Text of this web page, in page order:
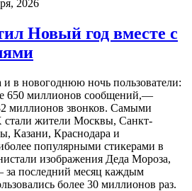
2026
Новый год вместе с
и в новогоднюю ночь пользователи:
650 миллионов сообщений,—
миллионов звонков. Самыми
жители Москвы, Санкт-
Казани, Краснодара и
популярными стикерами в
изображения Деда Мороза,
последний месяц каждым
более 30 миллионов раз.